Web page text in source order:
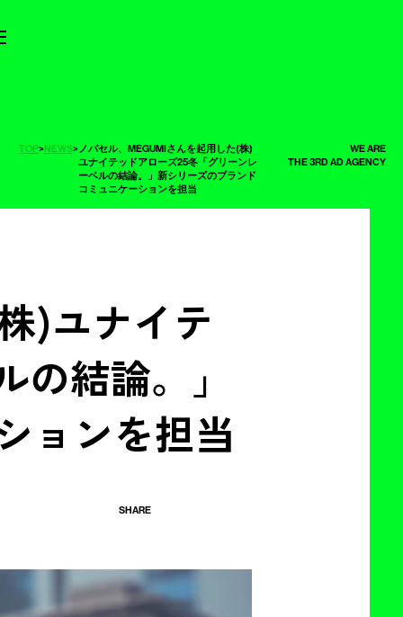
TOP>NEWS>ノバセル、MEGUMIさんを起用した(株)
ユナイテッドアローズ25冬「グリーンレ
ーベルの結論。」新シリーズのブランド
コミュニケーションを担当
WE ARE
THE 3RD AD AGENCY
)ユナイテ
結論。」
ョンを担当
SHARE